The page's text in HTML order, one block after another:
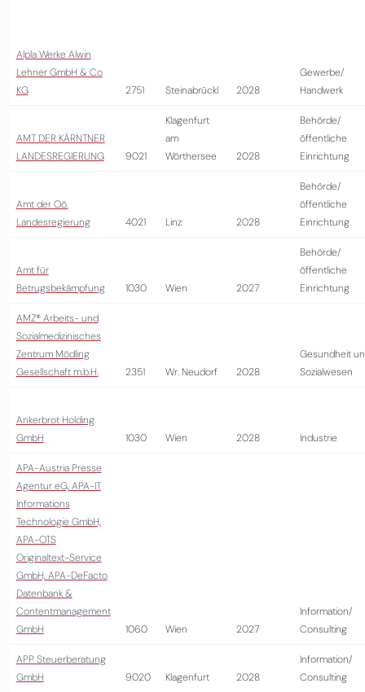
Alpla Werke Alwin
Lehner GmbH & Co
KG
2751 Steinabrückl 2028
Gewerbe/
Handwerk
AMT DER KÄRNTNER
LANDESREGIERUNG
9021
Klagenfurt
am
Wörthersee
2028
Behörde/
öffentliche
Einrichtung
Amt der Oö.
Landesregierung
4021 Linz 2028
Behörde/
öffentliche
Einrichtung
Amt für
Betrugsbekämpfung
1030 Wien 2027
Behörde/
öffentliche
Einrichtung
AMZ® Arbeits- und
Sozialmedizinisches
Zentrum Mödling
Gesellschaft m.b.H.
2351 Wr. Neudorf 2028
Gesundheit
Sozialwesen
Ankerbrot Holding
GmbH
1030 Wien 2028 Industrie
APA-Austria Presse
Agentur eG, APA-IT
Informations
Technologie GmbH,
APA-OTS
Originaltext-Service
GmbH, APA-DeFacto
Datenbank &
Contentmanagement
GmbH
1060 Wien 2027
Information/
Consulting
APP Steuerberatung
GmbH
9020 Klagenfurt 2028
Information/
Consulting